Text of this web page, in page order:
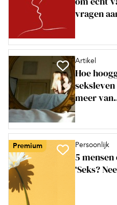
vragen
Artikel
Hoe
meer
Premium Persoonlijk
5
‘Seks?